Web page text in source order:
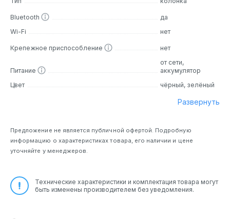
Bluetooth
да
Wi-Fi
нет
Крепежное приспособление нет
Питание
от сети,
аккумулятор
Цвет
чёрный, зелёный
Развернуть
Предложение не является публичной офертой. Подробную
информацию о характеристиках товара, его наличии и цене
уточняйте у менеджеров.
Технические характеристики и комплектация товара могут
быть изменены производителем без уведомления.